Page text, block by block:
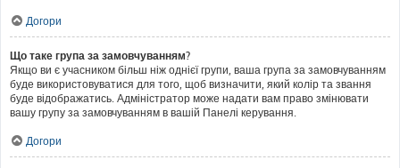
Догори
Що таке група за замовчуванням?
Якщо ви є учасником більш ніж однієї групи, ваша група за замовчуванням
буде використовуватися для того, щоб визначити, який колір та звання
буде відображатись. Адміністратор може надати вам право змінювати
вашу групу за замовчуванням в вашій Панелі керування.
Догори